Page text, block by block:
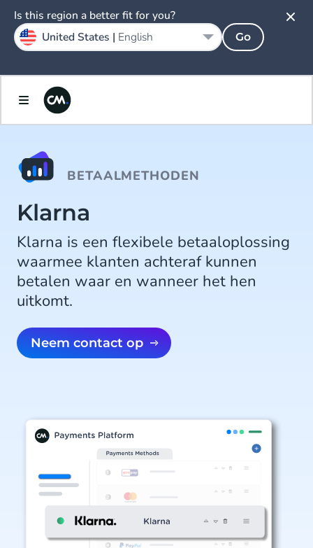
BETAALMETHODEN
Klarna
Klarna is een flexibele betaaloplossing
waarmee klanten achteraf kunnen
betalen waar en wanneer het hen
uitkomt.
Neem contact op
Is this region a better fit for you?
United States | English Go